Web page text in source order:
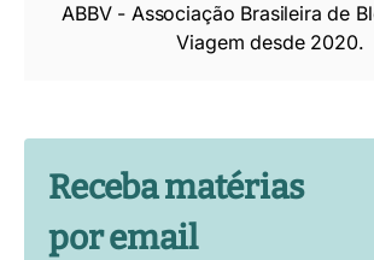
ABBV - Associação Brasileira de
Viagem desde 2020.
Receba matérias
por email